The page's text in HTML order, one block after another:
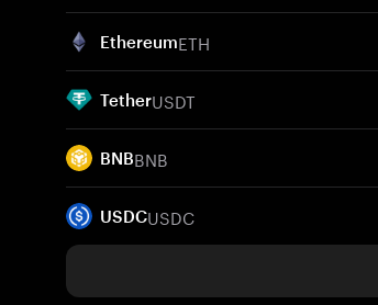
EthereumETH
TetherUSDT
BNBBNB
USDCUSDC